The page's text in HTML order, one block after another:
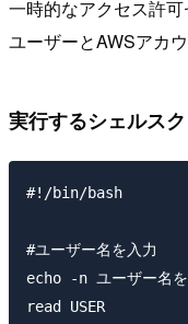
一時的なアクセス許
ユーザーとAWSアカ
実行するシェルス
#!/bin/bash
#ユーザー名を入力
echo -n ユーザー名
read USER